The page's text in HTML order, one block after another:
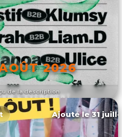
de la description
2026
L'ÉVÉNEMENT
Ajouté le 31